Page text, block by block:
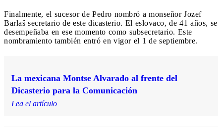
Finalmente, el sucesor de Pedro nombró a monseñor Jozef
Barlaš secretario de este dicasterio. El eslovaco, de 41 años, se
desempeñaba en ese momento como subsecretario. Este
nombramiento también entró en vigor el 1 de septiembre.
La mexicana Montse Alvarado al frente del
Dicasterio para la Comunicación
Lea el artículo